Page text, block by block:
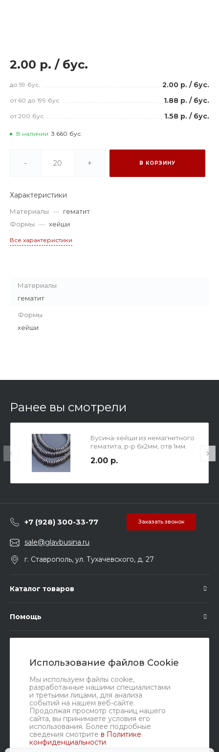
Использование файлов Cookie
Мы используем файлы cookie,
разработанные нашими специалистами
и третьими лицами, для анализа
событий на нашем веб-сайте.
Продолжая просмотр страниц нашего
сайта, вы принимаете условия его
использования. Более подробные
сведения смотрите в Политике
конфиденциальности.
2.00 р. / бус.
до 59 бус. 2.00 р. / бус.
от 60 до 199 бус. 1.88 р. / бус.
от 200 бус. 1.58 р. / бус.
В наличии 3 660 бус.
- + В КОРЗИНУ
Характеристики
Материалы — гематит
Формы — хейши
Все характеристики
Материалы
гематит
Формы
хейши
Ранее вы смотрели
Бусина-хейши из немагнитного
гематита, р-р 6х2мм, отв 1мм.
2.00 р.
+7 (928) 300-33-77 Заказать звонок
sale@glavbusina.ru
г. Ставрополь, ул. Тухачевского, д. 27
Каталог товаров
Помощь
Мы в соц. сетях